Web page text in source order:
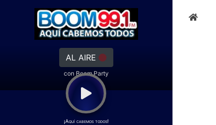
AL AIRE
con Boom Party
¡Aquí cabemos todos!